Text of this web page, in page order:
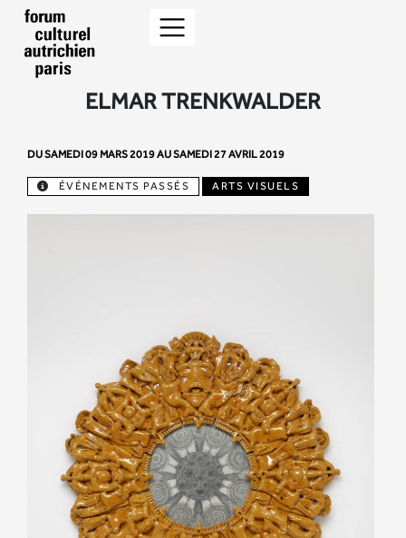
ELMAR TRENKWALDER
DU SAMEDI 09 MARS 2019 AU SAMEDI 27 AVRIL 2019
ÉVÉNEMENTS PASSÉS ARTS VISUELS